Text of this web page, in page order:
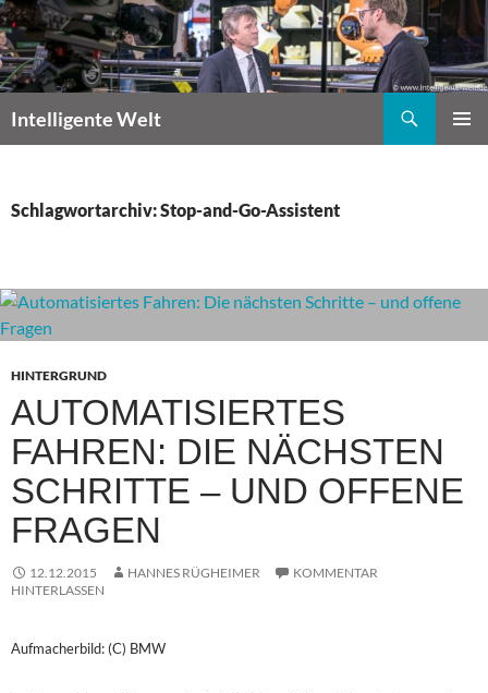
Zum
Inhalt
springen
Intelligente Welt
Schlagwortarchiv: Stop-and-Go-Assistent
HINTERGRUND
AUTOMATISIERTES
FAHREN: DIE NÄCHSTEN
SCHRITTE – UND OFFENE
FRAGEN
12.12.2015 HANNES RÜGHEIMER
KOMMENTAR
HINTERLASSEN
Aufmacherbild: (C) BMW